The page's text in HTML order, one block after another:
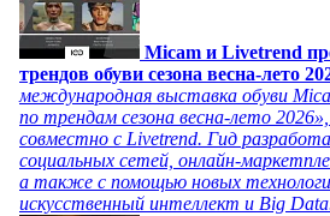
Micam и Livetrend
трендов обуви сезона весна-лето
международная выставка обуви
по трендам сезона весна-лето
совместно с Livetrend. Гид
социальных сетей, онлайн-
а также с помощью новых
искусственный интеллект и Big